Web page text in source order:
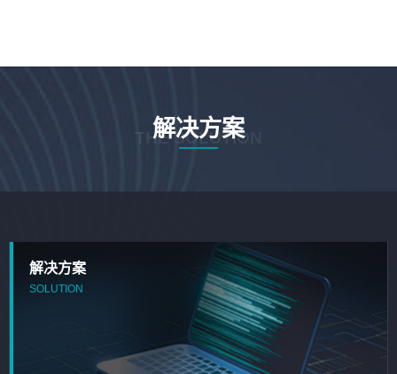
解决方案
THE SOLUTION
解决方案
SOLUTION